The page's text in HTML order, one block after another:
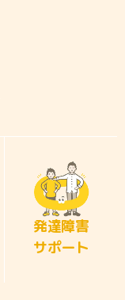
発達障害
サポート